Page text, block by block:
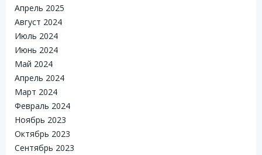
Апрель 2025
Август 2024
Июль 2024
Июнь 2024
Май 2024
Апрель 2024
Март 2024
Февраль 2024
Ноябрь 2023
Октябрь 2023
Сентябрь 2023